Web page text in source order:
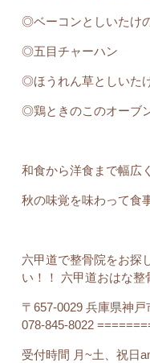
◎ベーコンとしいたけ
◎五目チャーハン
◎ほうれん草としいた
◎鶏ときのこのオーブ
和食から洋食まで幅広
秋の味覚を味わって食
六甲道で整骨院をお探
い！！ 六甲道おはな整
〒657-0029 兵庫県神
078-845-8022
受付時間 月~土、祝日